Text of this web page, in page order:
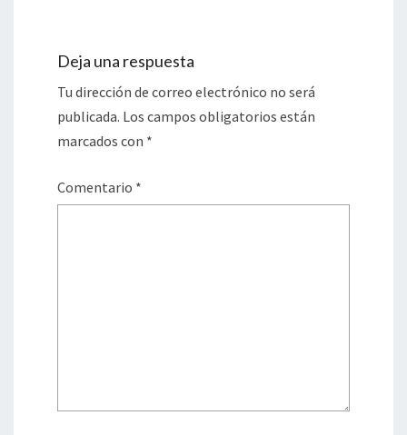
Deja una respuesta
Tu dirección de correo electrónico no será
publicada. Los campos obligatorios están
marcados con *
Comentario *